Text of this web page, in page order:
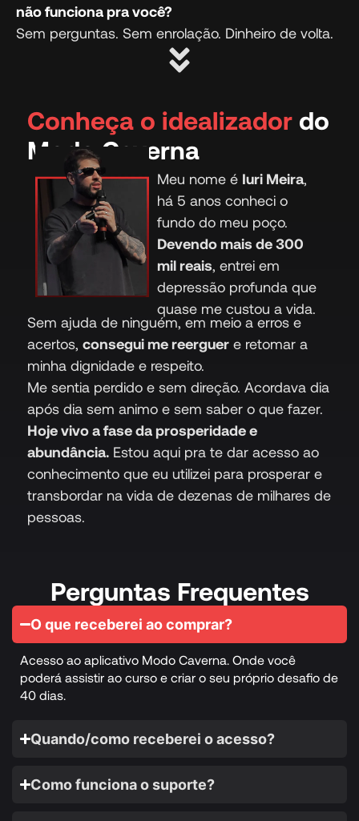
não funciona pra você?
Sem perguntas. Sem enrolação. Dinheiro de volta.
Conheça o idealizador do
Modo Caverna
Meu nome é Iuri Meira,
há 5 anos conheci o
fundo do meu poço.
Devendo mais de 300
mil reais, entrei em
depressão profunda que
quase me custou a vida.
Sem ajuda de ninguém, em meio a erros e
acertos, consegui me reerguer e retomar a
minha dignidade e respeito.
Me sentia perdido e sem direção. Acordava dia
após dia sem animo e sem saber o que fazer.
Hoje vivo a fase da prosperidade e
abundância. Estou aqui pra te dar acesso ao
conhecimento que eu utilizei para prosperar e
transbordar na vida de dezenas de milhares de
pessoas.
Perguntas Frequentes
O que receberei ao comprar?
Acesso ao aplicativo Modo Caverna. Onde você
poderá assistir ao curso e criar o seu próprio desafio de
40 dias.
Quando/como receberei o acesso?
Como funciona o suporte?